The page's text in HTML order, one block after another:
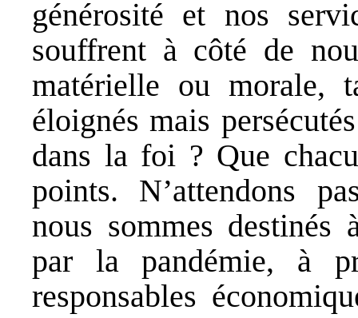
générosité et nos
souffrent à côté de
matérielle ou morale,
éloignés mais
dans la foi ? Que
points. N’attendons
nous sommes destinés
par la pandémie, à
responsables